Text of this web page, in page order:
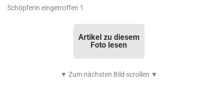
Schöpferin eingetroffen 1
Artikel zu diesem
Foto lesen
▼ Zum nächsten Bild scrollen ▼